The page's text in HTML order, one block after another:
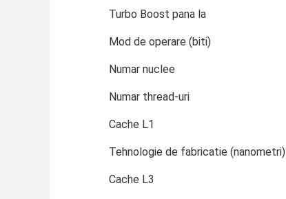
Turbo Boost pana la
Mod de operare (biti)
Numar nuclee
Numar thread-uri
Cache L1
Tehnologie de fabricatie (nanometri)
Cache L3